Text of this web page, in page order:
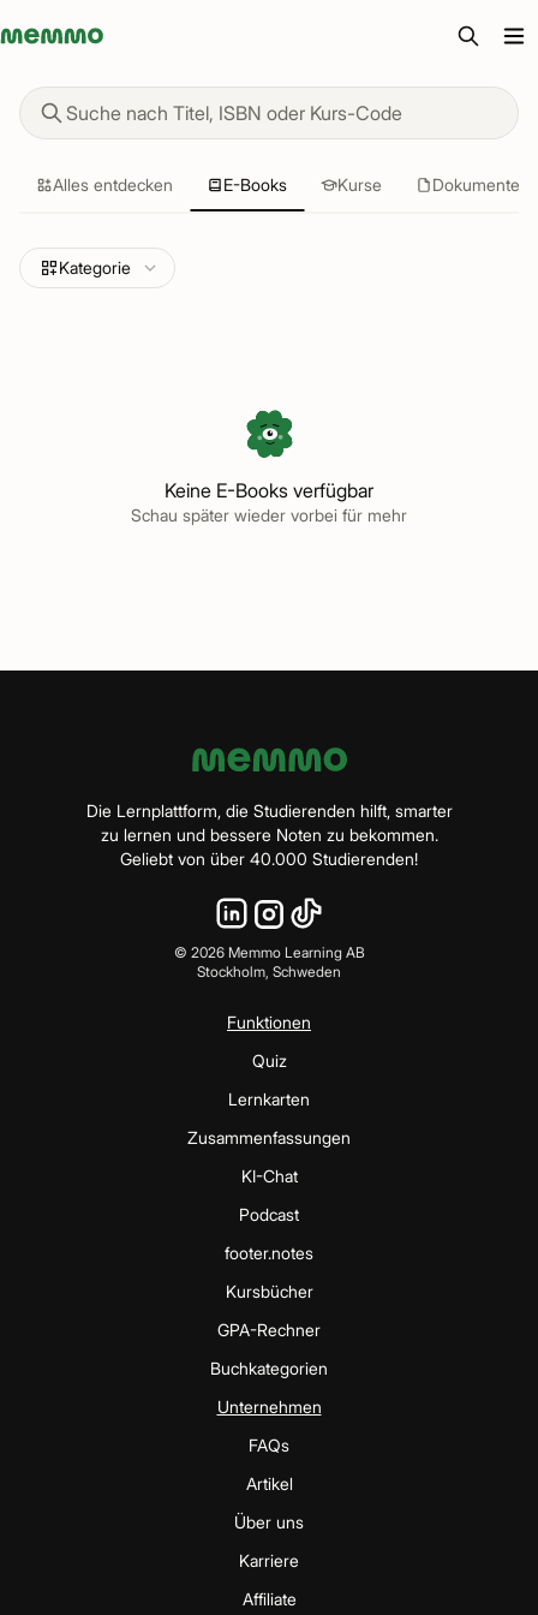
Memmo - AI-verktyg och digital kurslitteratur
Lernmaterialien finden
Alles entdecken E-Books Kurse Dokumente
Kategorie
Keine E-Books verfügbar
Schau später wieder vorbei für mehr
Die Lernplattform, die Studierenden hilft, smarter
zu lernen und bessere Noten zu bekommen.
Geliebt von über 40.000 Studierenden!
© 2026Memmo Learning AB
Stockholm, Schweden
Funktionen
Quiz
Lernkarten
Zusammenfassungen
KI-Chat
Podcast
footer.notes
Kursbücher
GPA-Rechner
Buchkategorien
Unternehmen
FAQs
Artikel
Über uns
Karriere
Affiliate